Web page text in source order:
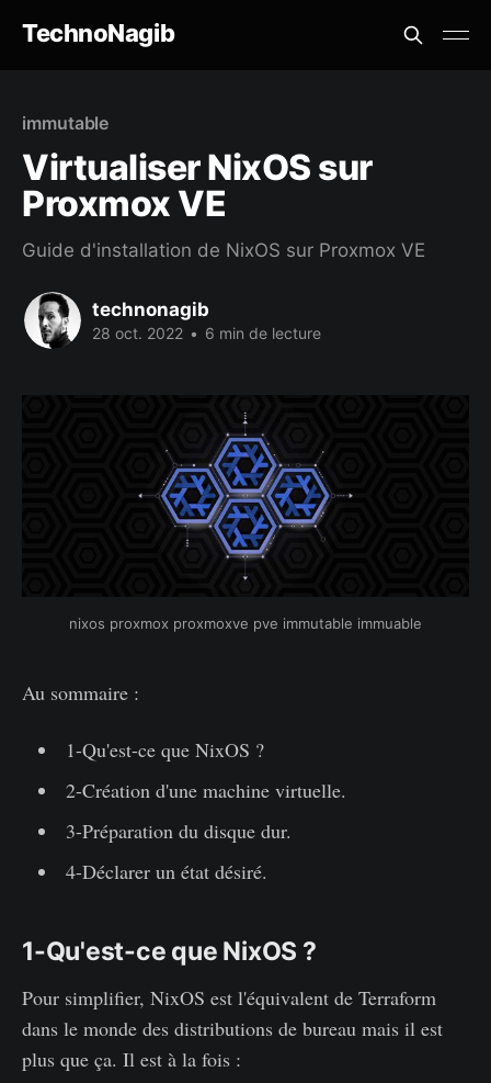
TechnoNagib
immutable
Virtualiser NixOS sur
Proxmox VE
Guide d'installation de NixOS sur Proxmox VE
technonagib
28 oct. 2022 • 6 min de lecture
nixos proxmox proxmoxve pve immutable immuable
Au sommaire :
1-Qu'est-ce que NixOS ?
2-Création d'une machine virtuelle.
3-Préparation du disque dur.
4-Déclarer un état désiré.
1-Qu'est-ce que NixOS ?
Pour simplifier, NixOS est l'équivalent de Terraform
dans le monde des distributions de bureau mais il est
plus que ça. Il est à la fois :